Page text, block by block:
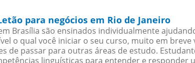
para negócios em Rio de Janeiro
Brasília são ensinados individualmente
o qual você iniciar o seu curso, muito em
de passar para outras áreas de estudo.
linguísticas para entender e responder